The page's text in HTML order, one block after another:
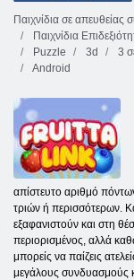
Παιχνίδια σε απευθείας
Παιχνίδια
Puzzle
3d 3
Android
απίστευτο αριθμό
τριών ή περισσότερων.
εξαφανιστούν και στη
περιορισμένος, αλλά
μπορείς να παίζεις
μεγάλους συνδυασμούς